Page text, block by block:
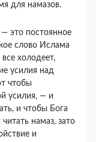
для намазов.
это постоянное
слово Ислама
холодеет,
усилия над
чтобы
усилия, — и
и чтобы Бога
намаз, зато
и